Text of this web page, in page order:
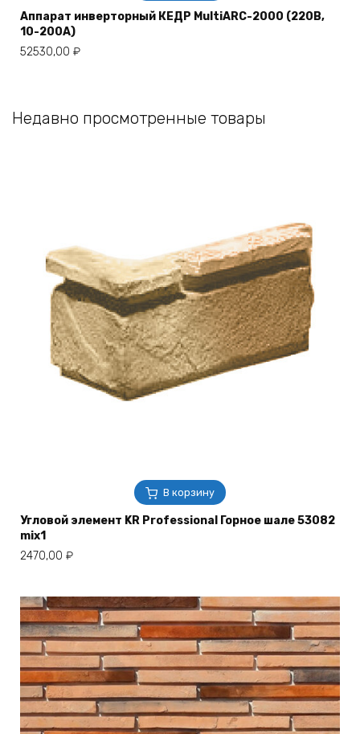
Аппарат инверторный КЕДР MultiARC-2000 (220В,
10-200А)
52530,00 ₽
Недавно просмотренные товары
В корзину
Угловой элемент KR Professional Горное шале 53082
mix1
2470,00 ₽